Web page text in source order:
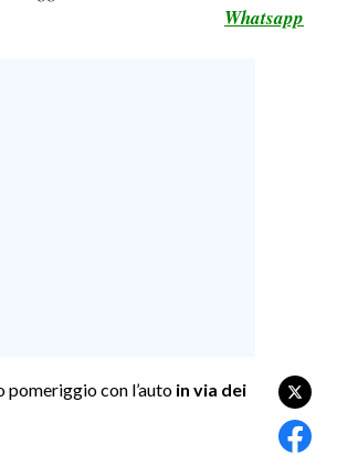
Whatsapp
pomeriggio con l’auto in via dei